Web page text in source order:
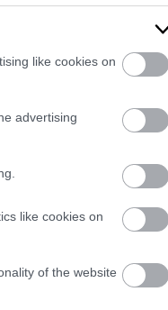
like cookies on
advertising
like cookies on
of the website